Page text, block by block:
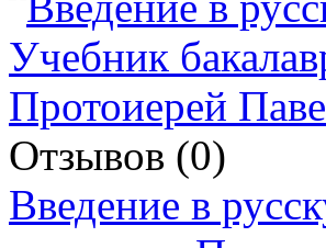
Отзывов (0)
Введение в